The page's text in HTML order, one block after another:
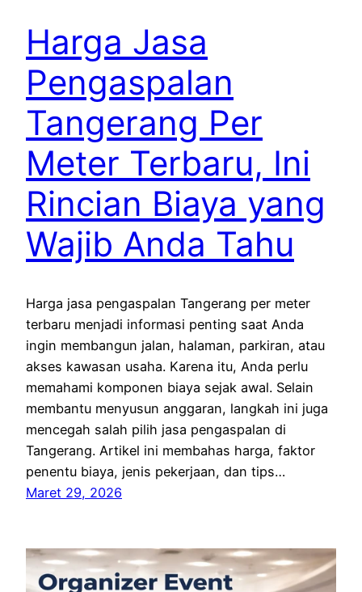
Harga Jasa
Pengaspalan
Tangerang Per
Meter Terbaru, Ini
Rincian Biaya yang
Wajib Anda Tahu
Harga jasa pengaspalan Tangerang per meter
terbaru menjadi informasi penting saat Anda
ingin membangun jalan, halaman, parkiran, atau
akses kawasan usaha. Karena itu, Anda perlu
memahami komponen biaya sejak awal. Selain
membantu menyusun anggaran, langkah ini juga
mencegah salah pilih jasa pengaspalan di
Tangerang. Artikel ini membahas harga, faktor
penentu biaya, jenis pekerjaan, dan tips…
Maret 29, 2026